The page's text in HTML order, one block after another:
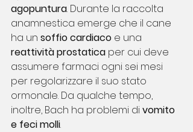
agopuntura. Durante la raccolta
anamnestica emerge che il cane
ha un soffio cardiaco e una
reattività prostatica per cui deve
assumere farmaci ogni sei mesi
per regolarizzare il suo stato
ormonale. Da qualche tempo,
inoltre, Bach ha problemi di vomito
e feci molli.